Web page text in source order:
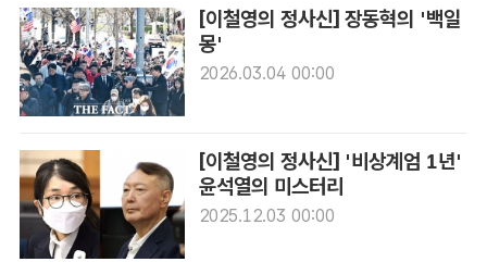
[이철영의 정사신] 장동혁의 '백일
몽'
2026.03.04 00:00
[이철영의 정사신] '비상계엄 1년'
윤석열의 미스터리
2025.12.03 00:00